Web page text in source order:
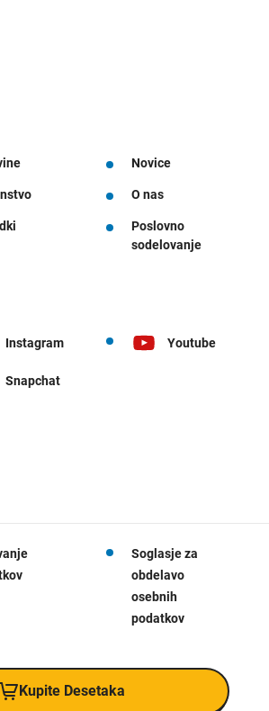
Novice
O nas
Poslovno
sodelovanje
Instagram Youtube
Snapchat
Soglasje za
obdelavo
osebnih
podatkov
Kupite Desetaka